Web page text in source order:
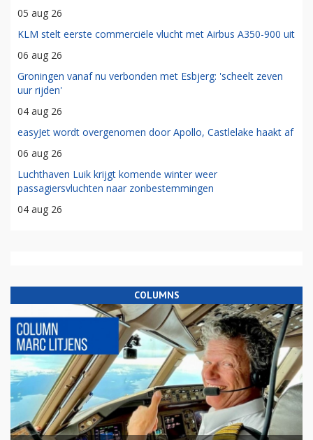
05 aug 26
KLM stelt eerste commerciële vlucht met Airbus A350-900 uit
06 aug 26
Groningen vanaf nu verbonden met Esbjerg: 'scheelt zeven
uur rijden'
04 aug 26
easyJet wordt overgenomen door Apollo, Castlelake haakt af
06 aug 26
Luchthaven Luik krijgt komende winter weer
passagiersvluchten naar zonbestemmingen
04 aug 26
COLUMNS